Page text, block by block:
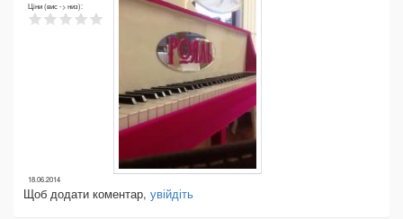
Ціни (вис -> низ):
18.06.2014
Щоб додати коментар, увійдіть